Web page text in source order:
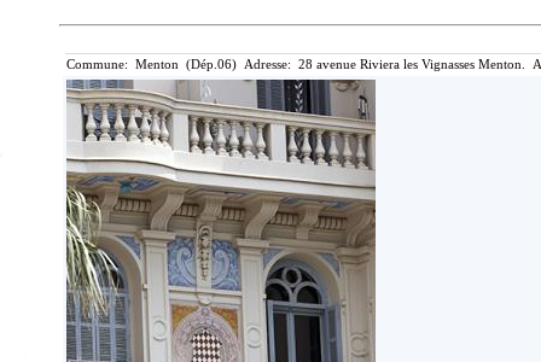
Commune: Menton (Dép.06) Adresse: 28 avenue Riviera les Vignasses Menton.